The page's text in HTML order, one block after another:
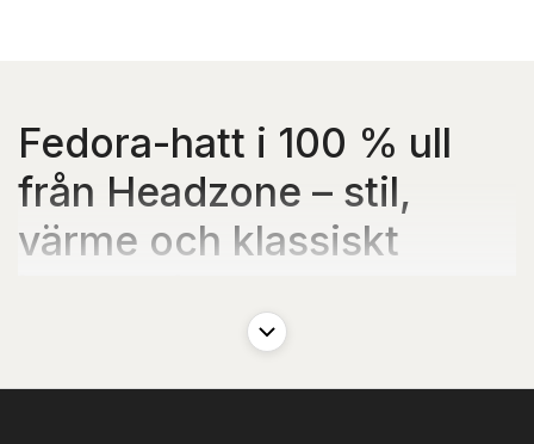
Fedora-hatt i 100 % ull
från Headzone – stil,
värme och klassiskt
Det är något tidlöst och stilsäkert med en fedora-hatt. Den har
burits av allt från filmikoner till moderna gentlemän – och den går